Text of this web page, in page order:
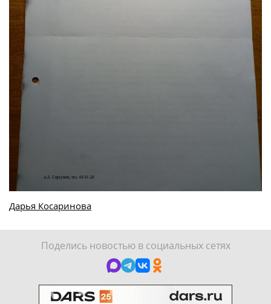
Дарья Косаринова
Поделись новостью в социальных сетях